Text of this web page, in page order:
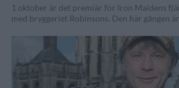
1 oktober är det premiär för Iron Maidens
med bryggeriet Robinsons. Den här gången